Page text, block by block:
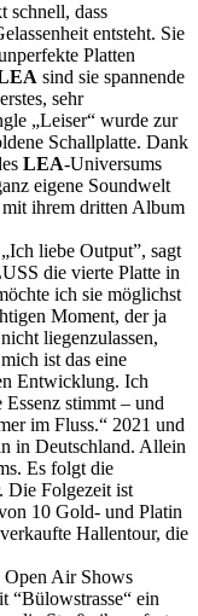
schnell, dass
entsteht. Sie
Platten
sind sie spannende
sehr
„Leiser“ wurde zur
Schallplatte. Dank
LEA-Universums
eigene Soundwelt
ihrem dritten Album
liebe Output”, sagt
die vierte Platte in
ich sie möglichst
Moment, der ja
liegenzulassen,
ist das eine
Entwicklung. Ich
Essenz stimmt – und
im Fluss.“ 2021 und
in Deutschland. Allein
Es folgt die
Die Folgezeit ist
10 Gold- und Platin
Hallentour, die
Open Air Shows
“Bülowstrasse“ ein